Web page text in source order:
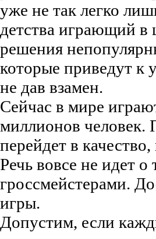
уже не так легко
детства играющий в
решения
которые приведут к
не дав взамен.
Сейчас в мире
миллионов человек.
перейдет в
Речь вовсе не идет
гроссмейстерами.
игры.
Допустим, если